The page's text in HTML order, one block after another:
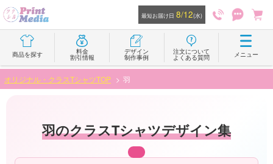
最短お届け日 8/12(水)
商品を探す 料金
割引情報
デザイン
制作事例
注文について
よくある質問 メニュー
オリジナル・クラスTシャツTOP 羽
羽のクラスTシャツデザイン集